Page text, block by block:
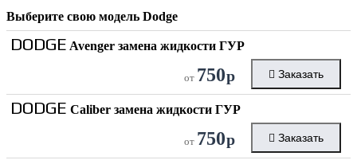
Выберите свою модель Dodge
DODGE Avenger замена жидкости ГУР
от 750р Заказать
DODGE Caliber замена жидкости ГУР
от 750р Заказать